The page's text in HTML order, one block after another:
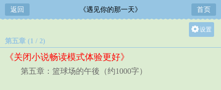
返回 《遇见你的那一天》 首页
设置
第五章 (1 / 2)
《关闭小说畅读模式体验更好》
第五章：篮球场的午後（约1000字）